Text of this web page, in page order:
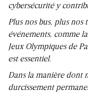
cybersécurité y
Plus nos bus, plus nos
événements, comme
Jeux Olympiques de
est essentiel.
Dans la manière dont
durcissement